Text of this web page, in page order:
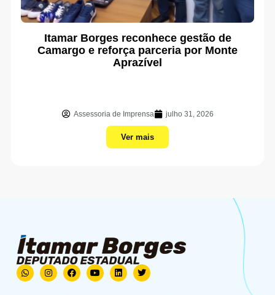
Itamar Borges reconhece gestão de
Camargo e reforça parceria por Monte
Aprazível
Assessoria de Imprensa julho 31, 2026
Ver mais